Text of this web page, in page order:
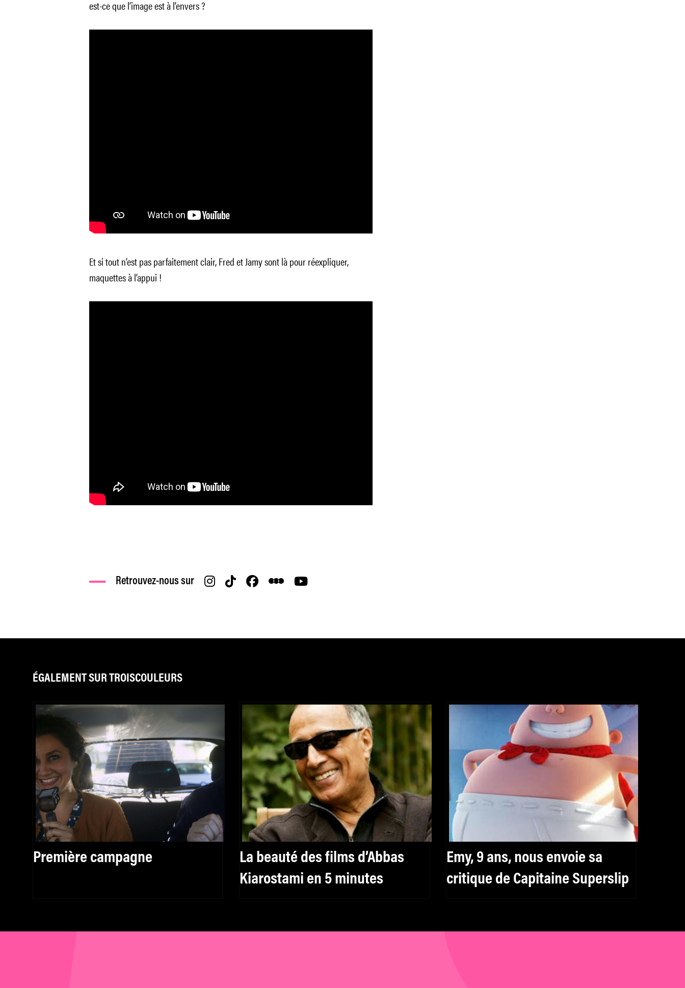
est-ce que l’image est à l’envers ?
Et si tout n’est pas parfaitement clair, Fred et Jamy sont là pour réexpliquer,
maquettes à l’appui !
Retrouvez-nous sur
ÉGALEMENT SUR TROISCOULEURS
Première campagne
La beauté des films d’Abbas
Kiarostami en 5 minutes
Emy, 9 ans, nous envoie sa
critique de Capitaine Superslip